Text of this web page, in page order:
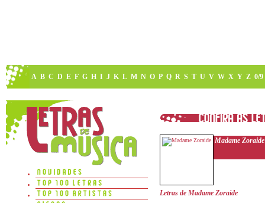
A B C D E F G H I J K L M N O P Q R S T U V W X Y Z 0/9
Madame Zoraide
Letras de Madame Zoraide